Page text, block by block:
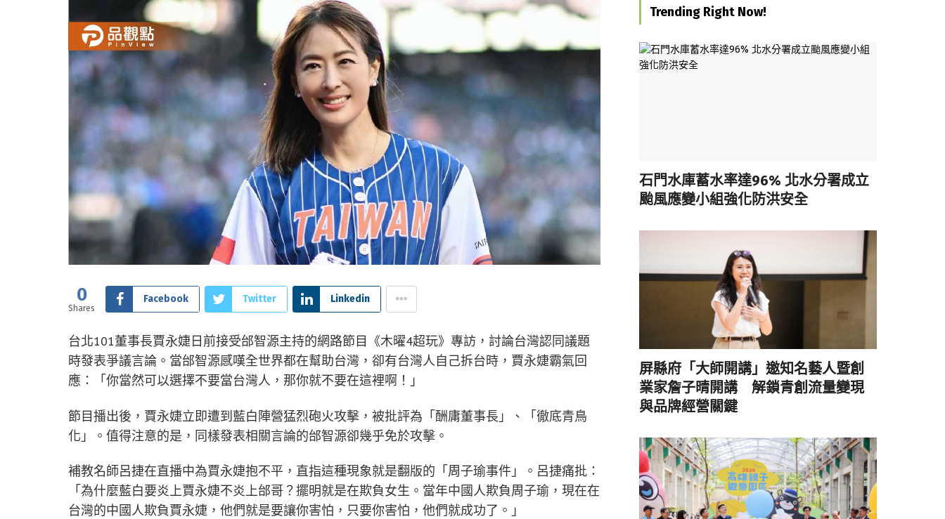
0
Shares
Facebook Twitter Linkedin
台北101董事長賈永婕日前接受邰智源主持的網路節目《木曜4超玩》專訪，討論台灣認同議題
時發表爭議言論。當邰智源感嘆全世界都在幫助台灣，卻有台灣人自己拆台時，賈永婕霸氣回
應：「你當然可以選擇不要當台灣人，那你就不要在這裡啊！」
節目播出後，賈永婕立即遭到藍白陣營猛烈砲火攻擊，被批評為「酬庸董事長」、「徹底青鳥
化」。值得注意的是，同樣發表相關言論的邰智源卻幾乎免於攻擊。
補教名師呂捷在直播中為賈永婕抱不平，直指這種現象就是翻版的「周子瑜事件」。呂捷痛批：
「為什麼藍白要炎上賈永婕不炎上邰哥？擺明就是在欺負女生。當年中國人欺負周子瑜，現在在
台灣的中國人欺負賈永婕，他們就是要讓你害怕，只要你害怕，他們就成功了。」
Trending Right Now!
石門水庫蓄水率達96% 北水分署成立
颱風應變小組強化防洪安全
屏縣府「大師開講」邀知名藝人暨創
業家詹子晴開講 解鎖青創流量變現
與品牌經營關鍵